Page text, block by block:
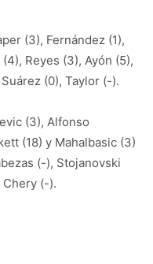
(3), Fernández (1),
Reyes (3), Ayón (5),
(0), Taylor (-).
(3), Alfonso
(18) y Mahalbasic (3)
(-), Stojanovski
Chery (-).